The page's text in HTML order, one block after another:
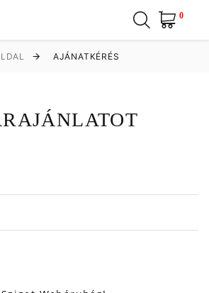
0
AJÁNATKÉRÉS